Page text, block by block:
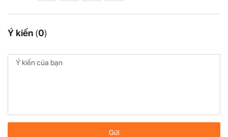
Ý kiến (0)
Gửi